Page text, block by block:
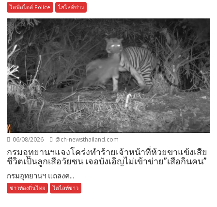
ไลฟ์สไตล์ Police ไฮไลท์ข่าว
06/08/2026 @ch-newsthailand.com
กรมอุทยานฯแจงโคร่งทำร้ายเจ้าหน้าที่ห้วยขาแข้งเสีย
ชีวิตเป็นลูกเสือวัยซน เจอบังเอิญไม่เข้าข่าย”เสือกินคน”
กรมอุทยานฯ แถลงค...
ข่าวท้องถิ่นไทย ไฮไลท์ข่าว